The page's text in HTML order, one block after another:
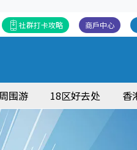
商戶中心
社群打卡攻略
围游 18区好去处 香